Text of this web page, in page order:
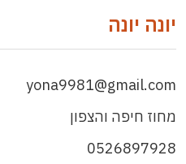
יונה יונה
yona9981@gmail.com
מחוז חיפה והצפון
0526897928